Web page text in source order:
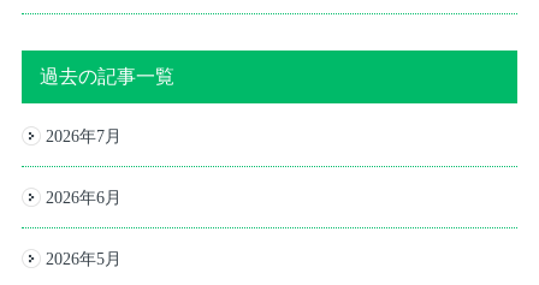
過去の記事一覧
2026年7月
2026年6月
2026年5月